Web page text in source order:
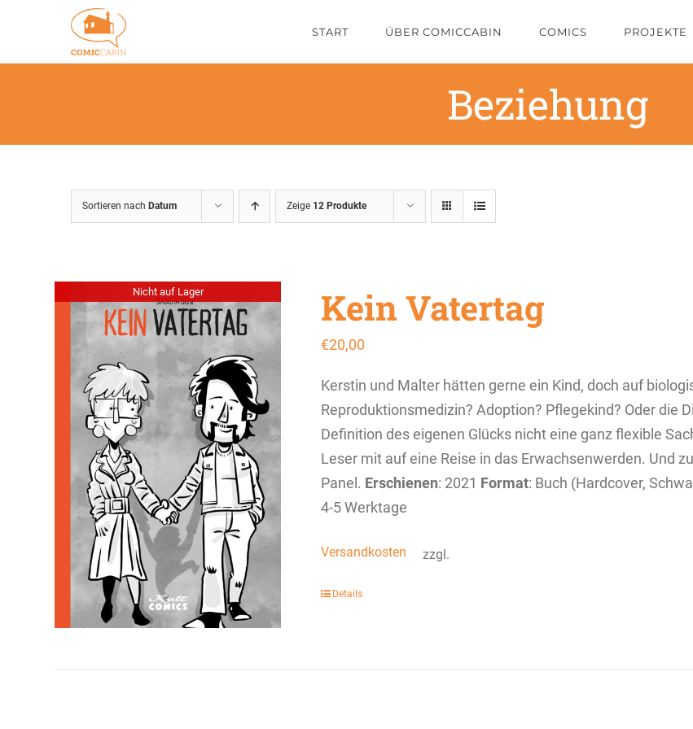
springen
START ÜBER COMICCABIN COMICS PROJEKTE
Beziehung
Sortieren nach Datum Zeige 12 Produkte
Nicht auf Lager Kein Vatertag
€20,00
Kerstin und Malter hätten gerne ein Kind, doch auf
Reproduktionsmedizin? Adoption? Pflegekind? Oder die
Definition des eigenen Glücks nicht eine ganz flexible
Leser mit auf eine Reise in das Erwachsenwerden. Und
Panel. Erschienen: 2021 Format: Buch (Hardcover,
4-5 Werktage
zzgl.
Versandkosten
Details